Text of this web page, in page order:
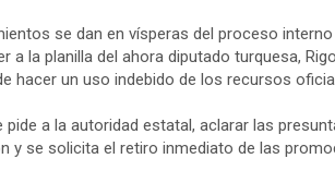
se dan en vísperas del proceso
a la planilla del ahora diputado turquesa,
hacer un uso indebido de los recursos
a la autoridad estatal, aclarar las
y se solicita el retiro inmediato de las